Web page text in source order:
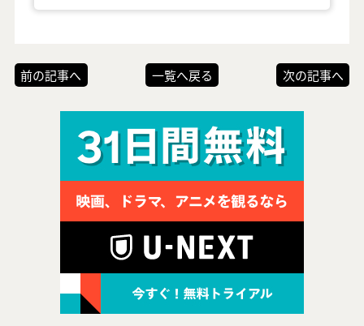
前の記事へ 一覧へ戻る 次の記事へ